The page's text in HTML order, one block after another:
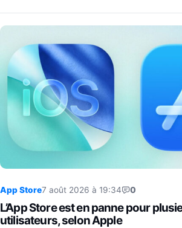
App Store7 août 2026 à 19:34 0
L’App Store est en panne pour
utilisateurs, selon Apple